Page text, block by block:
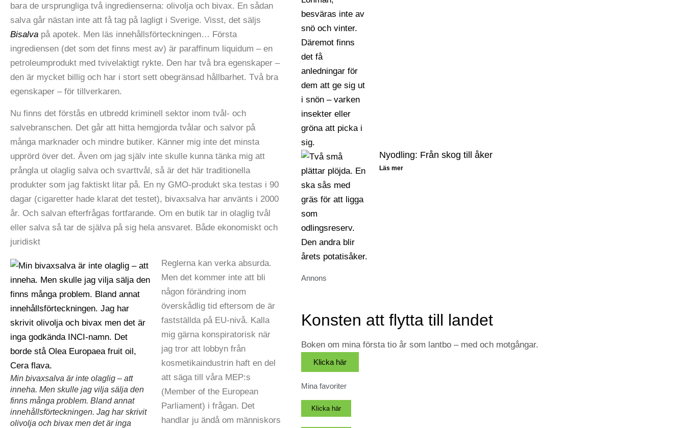
bara de ursprungliga två ingredienserna: olivolja och bivax. En sådan
salva går nästan inte att få tag på lagligt i Sverige. Visst, det säljs
Bisalva på apotek. Men läs innehållsförteckningen… Första
ingrediensen (det som det finns mest av) är paraffinum liquidum – en
petroleumprodukt med tvivelaktigt rykte. Den har två bra egenskaper –
den är mycket billig och har i stort sett obegränsad hållbarhet. Två bra
egenskaper – för tillverkaren.
Nu finns det förstås en utbredd kriminell sektor inom tvål- och
salvebranschen. Det går att hitta hemgjorda tvålar och salvor på
många marknader och mindre butiker. Känner mig inte det minsta
upprörd över det. Även om jag själv inte skulle kunna tänka mig att
prångla ut olaglig salva och svarttvål, så är det här traditionella
produkter som jag faktiskt litar på. En ny GMO-produkt ska testas i 90
dagar (cigaretter hade klarat det testet), bivaxsalva har använts i 2000
år. Och salvan efterfrågas fortfarande. Om en butik tar in olaglig tvål
eller salva så tar de själva på sig hela ansvaret. Både ekonomiskt och
juridiskt
Min bivaxsalva är inte olaglig – att
inneha. Men skulle jag vilja sälja den
finns många problem. Bland annat
innehållsförteckningen. Jag har skrivit
olivolja och bivax men det är inga
Reglerna kan verka absurda.
Men det kommer inte att bli
någon förändring inom
överskådlig tid eftersom de är
fastställda på EU-nivå. Kalla
mig gärna konspiratorisk när
jag tror att lobbyn från
kosmetikaindustrin haft en del
att säga till våra MEP:s
(Member of the European
Parliament) i frågan. Det
handlar ju ändå om människors
Nyodling: Från skog till åker
Läs mer
Annons
Konsten att flytta till landet
Boken om mina första tio år som lantbo – med och motgångar.
Klicka här
Mina favoriter
Klicka här